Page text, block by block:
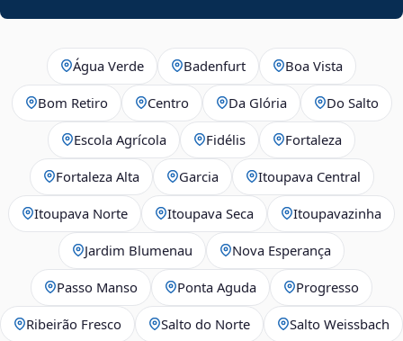
Água Verde Badenfurt Boa Vista
Bom Retiro Centro Da Glória Do Salto
Escola Agrícola Fidélis Fortaleza
Fortaleza Alta Garcia Itoupava Central
Itoupava Norte Itoupava Seca Itoupavazinha
Jardim Blumenau Nova Esperança
Passo Manso Ponta Aguda Progresso
Ribeirão Fresco Salto do Norte Salto Weissbach